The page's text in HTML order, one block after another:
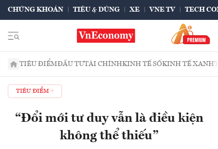
CHỨNG KHOÁN TIÊU & DÙNG XE VNE TV TECH
TIÊU ĐIỂMĐẦU TƯTÀI CHÍNHKINH TẾ SỐKINH TẾ XANH
TIÊU ĐIỂM
“Đổi mới tư duy vẫn là điều kiện
không thể thiếu”